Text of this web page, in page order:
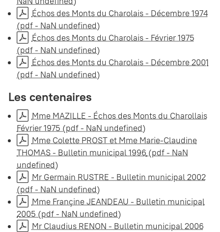
Échos des Monts du Charolais - Décembre 1974
(pdf - NaN undefined)
Échos des Monts du Charolais - Février 1975
(pdf - NaN undefined)
Échos des Monts du Charolais - Décembre 2001
(pdf - NaN undefined)
Les centenaires
Mme MAZILLE - Échos des Monts du Charollais
Février 1975 (pdf - NaN undefined)
Mme Colette PROST et Mme Marie-Claudine
THOMAS - Bulletin municipal 1996 (pdf - NaN
undefined)
Mr Germain RUSTRE - Bulletin municipal 2002
(pdf - NaN undefined)
Mme Françine JEANDEAU - Bulletin municipal
2005 (pdf - NaN undefined)
Mr Claudius RENON - Bulletin municipal 2006